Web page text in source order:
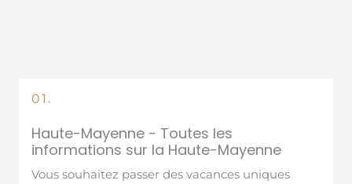
01.
Haute-Mayenne - Toutes les
informations sur la Haute-Mayenne
Vous souhaitez passer des vacances uniques